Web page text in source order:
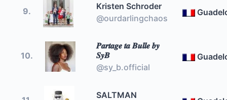
9.
Kristen Schroder
@ourdarlingchaos
10.
𝑷𝒂𝒓𝒕𝒂𝒈𝒆 𝒕𝒂 𝑩𝒖𝒍𝒍𝒆 𝒃𝒚
𝑺𝒚𝑩
@sy_b.official
SALTMAN